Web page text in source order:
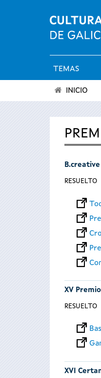
Menú
principal
TEMAS
aquí
INICIO
B.creative
RESUELTO
XV
RESUELTO
XVI